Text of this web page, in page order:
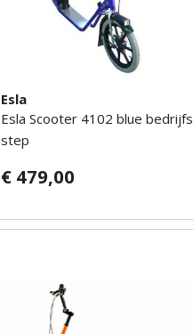
Esla
Esla Scooter 4102 blue bedrijfs
step
€ 479,00